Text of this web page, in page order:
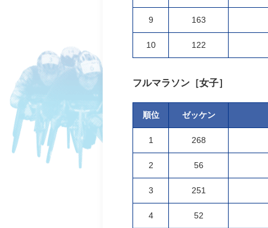
9 163
10 122
フルマラソン［女子］
順位 ゼッケン
1 268
2 56
3 251
4 52